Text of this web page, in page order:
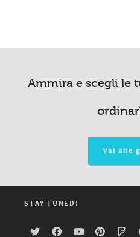
Ammira e scegli le
Vai alle
STAY TUNED!